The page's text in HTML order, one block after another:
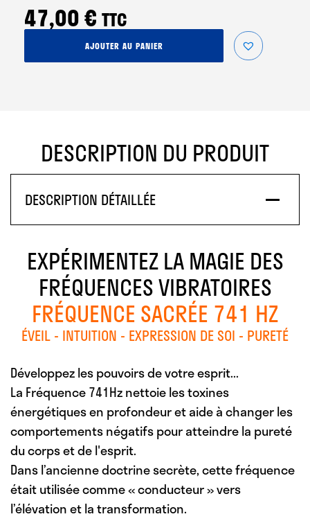
47,00€ TTC
AJOUTER AU PANIER
DESCRIPTION DU PRODUIT
DESCRIPTION DÉTAILLÉE
EXPÉRIMENTEZ LA MAGIE DES
FRÉQUENCES VIBRATOIRES
FRÉQUENCE SACRÉE 741 HZ
ÉVEIL - INTUITION - EXPRESSION DE SOI - PURETÉ
Développez les pouvoirs de votre esprit...
La Fréquence 741Hz nettoie les toxines
énergétiques en profondeur et aide à changer les
comportements négatifs pour atteindre la pureté
du corps et de l'esprit.
Dans l’ancienne doctrine secrète, cette fréquence
était utilisée comme « conducteur » vers
l’élévation et la transformation.